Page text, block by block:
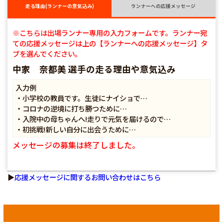
走る理由(ランナーの意気込み) ランナーへの応援メッセージ
※こちらは出場ランナー専用の入力フォームです。ランナー宛
ての応援メッセージは上の【ランナーへの応援メッセージ】タ
ブを選んでください。
中家 奈都美 選手の走る理由や意気込み
入力例
・小学校の教員です。生徒にナイショで…
・コロナの逆境に打ち勝つために…
・入院中の母ちゃんへ!走りで元気を届けるので…
・初挑戦!新しい自分に出会うために…
メッセージの募集は終了しました。
▶応援メッセージに関するお問い合わせはこちら